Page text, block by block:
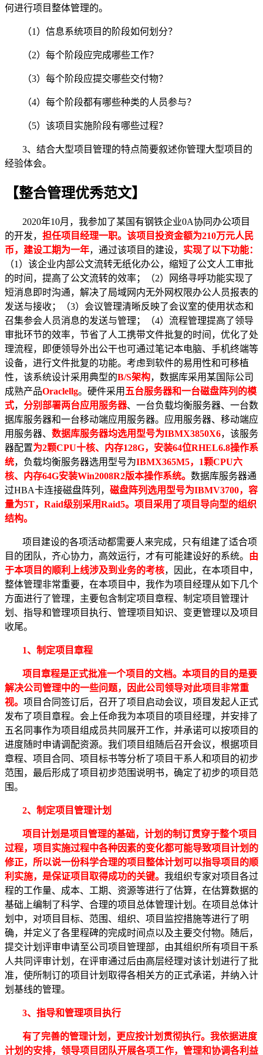
何进行项目整体管理的。
（1）信息系统项目的阶段如何划分？
（2）每个阶段应完成哪些工作？
（3）每个阶段应提交哪些交付物？
（4）每个阶段都有哪些种类的人员参与？
（5）该项目实施阶段有哪些过程？
3、结合大型项目管理的特点简要叙述你管理大型项目的
经验体会。
【整合管理优秀范文】
2020年10月，我参加了某国有钢铁企业0A协同办公项目
的开发， 担任项目经理一职。该项目投资金额为210万元人民
币，建设工期为一年，通过该项目的建设， 实现了以下功能：
（1）该企业内部公文流转无纸化办公，缩短了公文人工审批
的时间，提高了公文流转的效率；（2）网络寻呼功能实现了
短消息即时沟通，解决了局域网内无外网权限办公人员报表的
发送与接收；（3）会议管理清晰反映了会议室的使用状态和
召集参会人员消息的发送与管理；（4）流程管理提高了领导
审批环节的效率，节省了人工携带文件批复的时间，优化了处
理流程，即便领导外出公干也可通过笔记本电脑、手机终端等
设备，进行文件批复的功能。考虑到软件的易用性和可移植
性，该系统设计采用典型的B/S架构，数据库采用某国际公司
成熟产品Oraclellg。硬件采用 五台服务器和一台磁盘阵列的模
式， 分别部署两台应用服务器、一台负载均衡服务器、一台数
据库服务器和一台移动端应用服务器。应用服务器、移动端应
用服务器、 数据库服务器均选用型号为IBMX3850X6，该服务
器配置为2颗CPU十核、内存128G，安装64位RHEL6.8操作系
统，负载均衡服务器选用型号为IBMX365M5，1颗CPU六
核、内存64G安装Win2008R2版本操作系统。 数据库服务器通
过HBA卡连接磁盘阵列， 磁盘阵列选用型号为IBMV3700，容
量为5T，Raid级别采用Raid5。项目采用了项目导向型的组织
结构。
项目建设的各项活动都需要人来完成，只有组建了适合项
目的团队，齐心协力，高效运行，才有可能建设好的系统。 由
于本项目的顺利上线涉及到业务的考核，因此，在本项目中，
整体管理非常重要，在本项目中，我作为项目经理从如下几个
方面进行了管理，主要包含制定项目章程、制定项目管理计
划、指导和管理项目执行、管理项目知识、变更管理以及项目
收尾。
1、制定项目章程
项目章程是正式批准一个项目的文档。本项目的目的是要
解决公司管理中的一些问题，因此公司领导对此项目非常重
视。 项目合同签订后，召开了项目启动会议，项目发起人正式
发布了项目章程。会上任命我为本项目的项目经理，并安排了
五名同事作为项目组成员共同展开工作，并承诺可以按项目的
进度随时申请调配资源。我们项目组随后召开会议，根据项目
章程、项目合同、项目标书等分析了项目干系人和项目的初步
范围，最后形成了项目初步范围说明书，确定了初步的项目范
围。
2、制定项目管理计划
项目计划是项目管理的基础，计划的制订贯穿于整个项目
过程，项目实施过程中各种因素的变化都可能导致项目计划的
修正，所以说一份科学合理的项目整体计划可以指导项目的顺
利实施，是保证项目取得成功的关键。 我组织专家对项目各过
程的工作量、成本、工期、资源等进行了估算，在估算数据的
基础上编制了科学、合理的项目总体管理计划。在项目总体计
划中，对项目目标、范围、组织、项目监控措施等进行了明
确，并定义了各里程碑的完成时间点以及主要交付物。随后，
提交计划评审申请至公司项目管理部，由其组织所有项目干系
人共同评审计划，在评审通过后由高层经理对该计划进行了批
准，使所制订的项目计划取得各相关方的正式承诺，并纳入计
划基线的管理。
3、指导和管理项目执行
有了完善的管理计划，更应按计划贯彻执行。我依据进度
计划的安排，领导项目团队开展各项工作，管理和协调各利益